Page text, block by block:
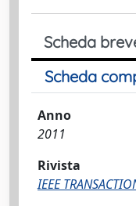
Scheda
Scheda
Anno
2011
Rivista
IEEE